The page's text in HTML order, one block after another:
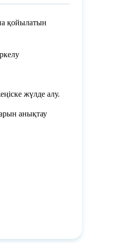
қойылатын
жүлде алу.
анықтау